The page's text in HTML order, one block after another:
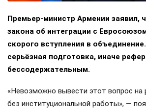
Премьер-министр Армении заявил,
закона об интеграции с
скорого вступления в
серьёзная подготовка, иначе
бессодержательным.
«Невозможно вывести этот вопрос на
без институциональной работы», —